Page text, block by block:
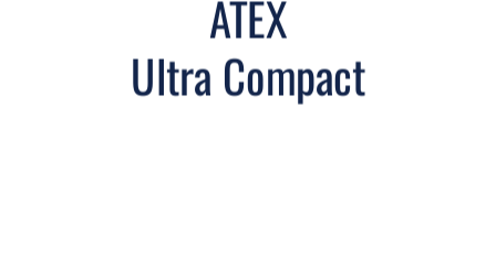
ATEX
Ultra Compact